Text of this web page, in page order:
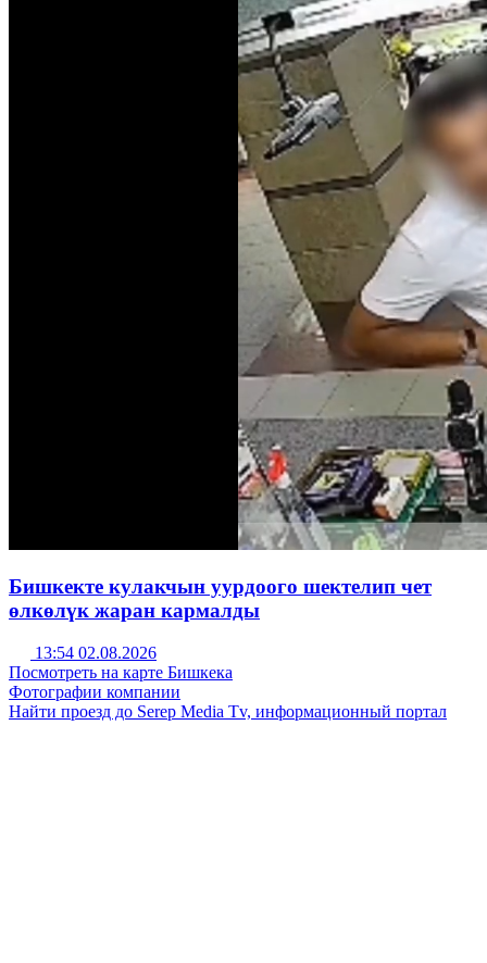
Бишкекте кулакчын уурдоого шектелип чет
өлкөлүк жаран кармалды
13:54 02.08.2026
Посмотреть на карте Бишкека
Фотографии компании
Найти проезд до Serep Media Tv, информационный портал